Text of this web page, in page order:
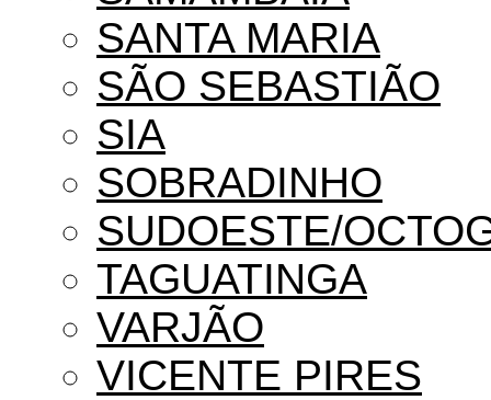
SANTA MARIA
SÃO SEBASTIÃO
SIA
SOBRADINHO
SUDOESTE/
TAGUATINGA
VARJÃO
VICENTE PIRES